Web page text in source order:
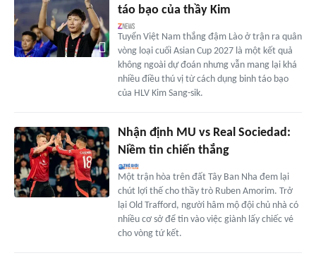
táo bạo của thầy Kim
Tuyển Việt Nam thắng đậm Lào ở trận ra quân
vòng loại cuối Asian Cup 2027 là một kết quả
không ngoài dự đoán nhưng vẫn mang lại khá
nhiều điều thú vị từ cách dụng binh táo bạo
của HLV Kim Sang-sik.
Nhận định MU vs Real Sociedad:
Niềm tin chiến thắng
Một trận hòa trên đất Tây Ban Nha đem lại
chút lợi thế cho thầy trò Ruben Amorim. Trở
lại Old Trafford, người hâm mộ đội chủ nhà có
nhiều cơ sở để tin vào việc giành lấy chiếc vé
cho vòng tứ kết.